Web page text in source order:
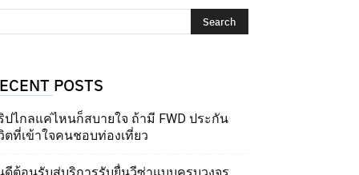
POSTS
ปไกลแค่ไหนก็สบายใจ ถ้ามี FWD ประกัน
ตที่เข้าใจคนชอบท่องเที่ยว